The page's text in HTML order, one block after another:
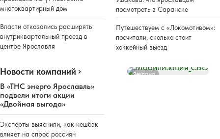
многоквартирный дом
Власти отказались расширять
внутриквартальный проезд в
центре Ярославля
посмотреть в Саранске
Путешествуем с «Локомотивом»:
посчитали, сколько стоит
хоккейный выезд
Новости компаний
В «ТНС энерго Ярославль»
подвели итоги акции
«Двойная выгода»
Эксперты выяснили, как кешбэк
влияет на спрос россиян
Реклама